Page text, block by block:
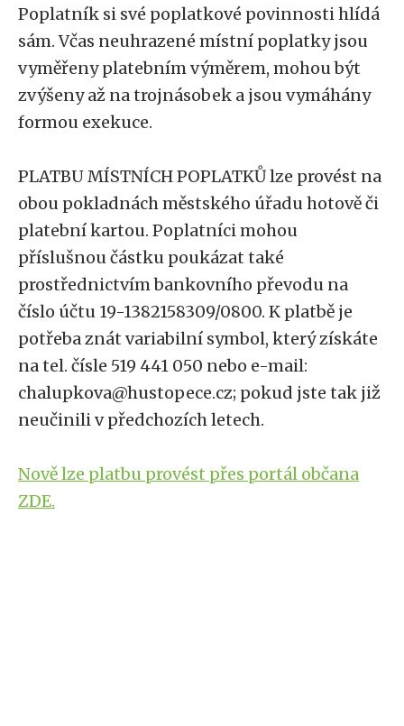
Poplatník si své poplatkové povinnosti hlídá
sám. Včas neuhrazené místní poplatky jsou
vyměřeny platebním výměrem, mohou být
zvýšeny až na trojnásobek a jsou vymáhány
formou exekuce.
PLATBU MÍSTNÍCH POPLATKŮ lze provést na
obou pokladnách městského úřadu hotově či
platební kartou. Poplatníci mohou
příslušnou částku poukázat také
prostřednictvím bankovního převodu na
číslo účtu 19-1382158309/0800. K platbě je
potřeba znát variabilní symbol, který získáte
na tel. čísle 519 441 050 nebo e-mail:
chalupkova@hustopece.cz; pokud jste tak již
neučinili v předchozích letech.
Nově lze platbu provést přes portál občana
ZDE.